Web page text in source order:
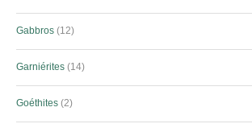
Gabbros 12
Garniérites 14
Goéthites 2